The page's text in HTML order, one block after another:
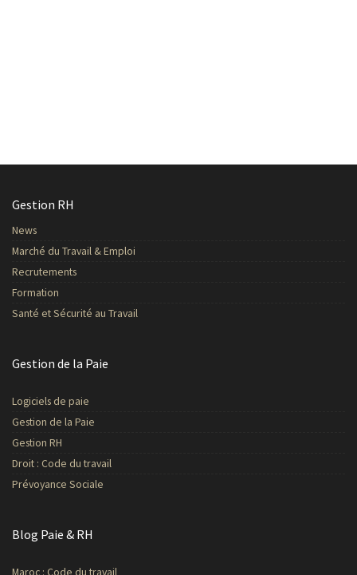
Gestion RH
News
Marché du Travail & Emploi
Recrutements
Formation
Santé et Sécurité au Travail
Gestion de la Paie
Logiciels de paie
Gestion de la Paie
Gestion RH
Droit : Code du travail
Prévoyance Sociale
Blog Paie & RH
Maroc : Code du travail